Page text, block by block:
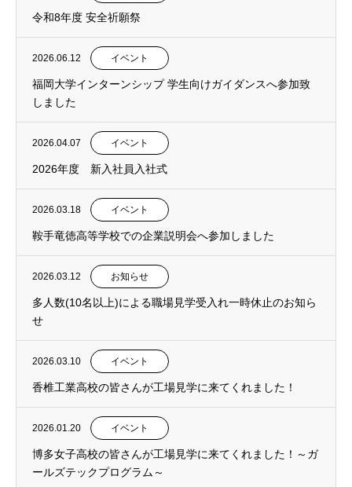
令和8年度 安全祈願祭
2026.06.12 イベント
福岡大学インターンシップ 学生向けガイダンスへ参加致
しました
2026.04.07 イベント
2026年度 新入社員入社式
2026.03.18 イベント
鞍手竜徳高等学校での企業説明会へ参加しました
2026.03.12 お知らせ
多人数(10名以上)による職場見学受入れ一時休止のお知ら
せ
2026.03.10 イベント
香椎工業高校の皆さんが工場見学に来てくれました！
2026.01.20 イベント
博多女子高校の皆さんが工場見学に来てくれました！～ガ
ールズテックプログラム～